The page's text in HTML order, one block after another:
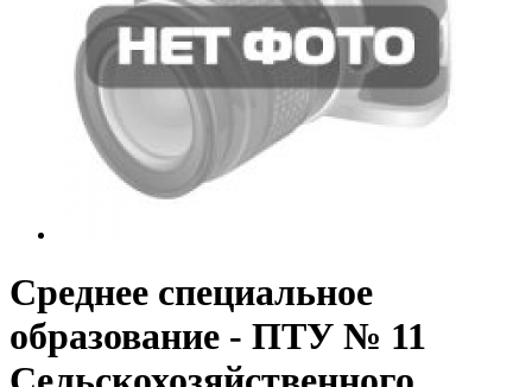
Среднее специальное
образование - ПТУ № 11